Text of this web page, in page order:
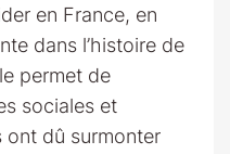
en France, en
dans l’histoire de
permet de
sociales et
ont dû surmonter